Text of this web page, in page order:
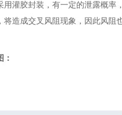
用灌胶封装，有一定的泄露概
将造成交叉风阻现象，因此风